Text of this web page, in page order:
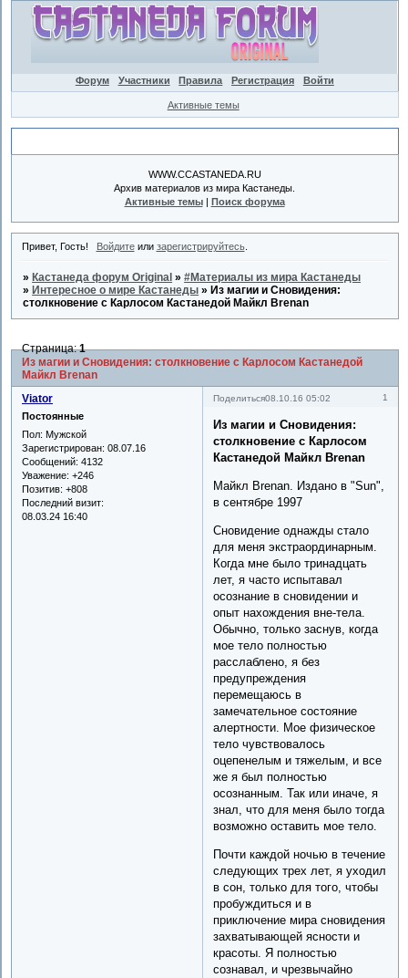
Форум Участники Правила Регистрация Войти
Активные темы
WWW.CCASTANEDA.RU
Архив материалов из мира Кастанеды.
Активные темы| Поиск форума
Привет, Гость! Войдитеили зарегистрируйтесь.
» Кастанеда форум Original »#Материалы из мира Кастанеды
» Интересное о мире Кастанеды » Из магии и Сновидения:
столкновение с Карлосом Кастанедой Майкл Brenan
Из магии и Сновидения: столкновение с Карлосом Кастанедой
Майкл Brenan
Страница:1
Поделиться 1
08.10.16 05:02
Viator
Постоянные
Пол: Мужской
Зарегистрирован: 08.07.16
Сообщений: 4132
Уважение: +246
Позитив: +808
Последний визит:
08.03.24 16:40
Из магии и Сновидения:
столкновение с Карлосом
Кастанедой Майкл Brenan
Майкл Brenan. Издано в "Sun",
в сентябре 1997
Сновидение однажды стало
для меня экстраординарным.
Когда мне было тринадцать
лет, я часто испытавал
осознание в сновидении и
опыт нахождения вне-тела.
Обычно, только заснув, когда
мое тело полностью
расслаблено, я без
предупреждения
перемещаюсь в
замечательное состояние
алертности. Мое физическое
тело чувствовалось
оцепенелым и тяжелым, и все
же я был полностью
осознанным. Так или иначе, я
знал, что для меня было тогда
возможно оставить мое тело.
Почти каждой ночью в течение
следующих трех лет, я уходил
в сон, только для того, чтобы
пробуждиться и в
приключение мира сновидения
захватывающей ясности и
красоты. Я полностью
сознавал, и чрезвычайно